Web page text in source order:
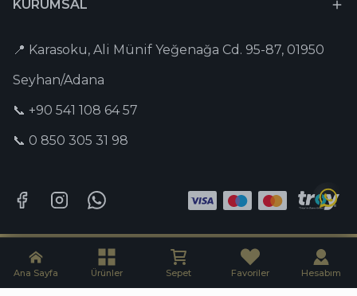
KURUMSAL
📍 Karasoku, Ali Münif Yeğenağa Cd. 95-87, 01950
Seyhan/Adana
📞 +90 541 108 64 57
📞 0 850 305 31 98
Tesbih-i Hazır © 2026 Tüm Hakları Saklıdır. | Captain Digital •Dijital
Pazarlama Ajansı
Ana Sayfa Ürünler Sepet Favoriler Hesabım